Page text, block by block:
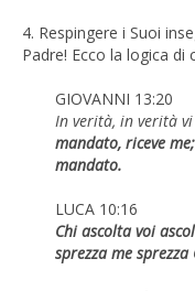
4. Respingere i Suoi
Padre! Ecco la logica
GIOVANNI 13:20
In verità, in verità
mandato, riceve
mandato.
LUCA 10:16
Chi ascolta voi
sprezza me